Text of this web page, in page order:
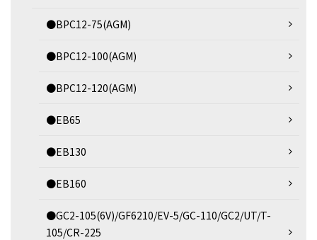
●BPC12-75(AGM)
●BPC12-100(AGM)
●BPC12-120(AGM)
●EB65
●EB130
●EB160
●GC2-105(6V)/GF6210/EV-5/GC-110/GC2/UT/T-
105/CR-225